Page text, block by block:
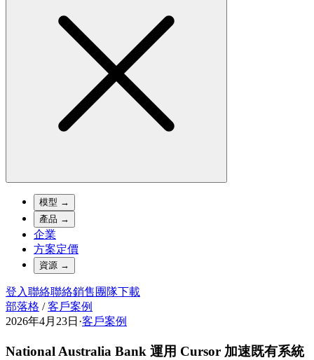
模型 →
產品 →
企業
方案定價
資源 →
登入聯絡聯絡銷售團隊下載
部落格 / 客戶案例
2026年4月23日 ·客戶案例
National Australia Bank 運用 Cursor 加速既有系統